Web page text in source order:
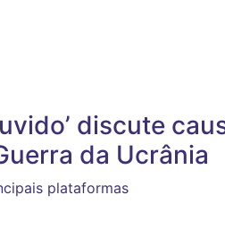
discute
da Ucrânia
plataformas